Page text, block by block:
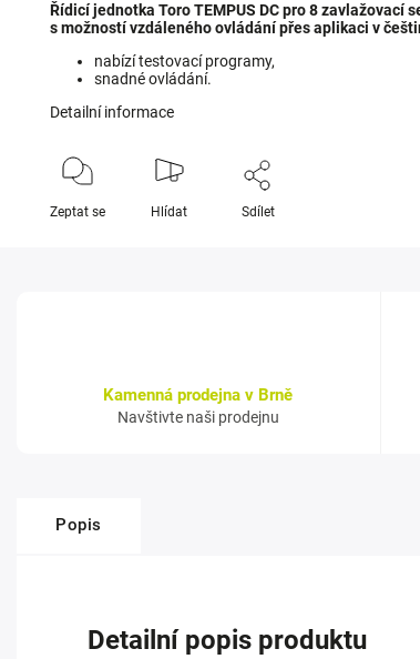
Řídicí jednotka Toro TEMPUS DC pro 8 zavlažovací
s možností vzdáleného ovládání přes aplikaci v
nabízí testovací programy,
snadné ovládání.
Detailní informace
Zeptat se Hlídat Sdílet
Kamenná prodejna v Brně
Navštivte naši prodejnu
Popis
Detailní popis produktu